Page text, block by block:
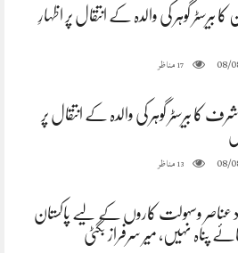
بیرسٹر گوہر کی والدہ کے انتقال پر اظہارِ
08/
17مناظر
کا بیرسٹر گوہر کی والدہ کے انتقال پر
08/
13مناظر
وسہولت کاروں کے لیے پاکستان
پناہ نہیں، میر سرفراز بگٹی